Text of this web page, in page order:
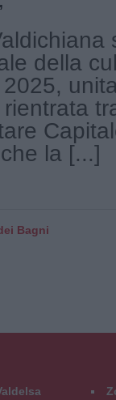
della
2025,
la [...]
Bagni